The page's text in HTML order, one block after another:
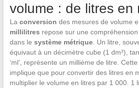
volume : de litres en
La conversion des mesures de volume
millilitres repose sur une
dans le système métrique. Un litre,
équivaut à un décimètre cube (1 dm³),
‘ml’, représente un millième de litre.
implique que pour convertir des litres en
multiplier le volume en litres par 1 000. 1